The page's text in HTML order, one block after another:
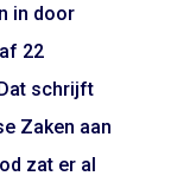
in door
22
schrijft
Zaken aan
zat er al